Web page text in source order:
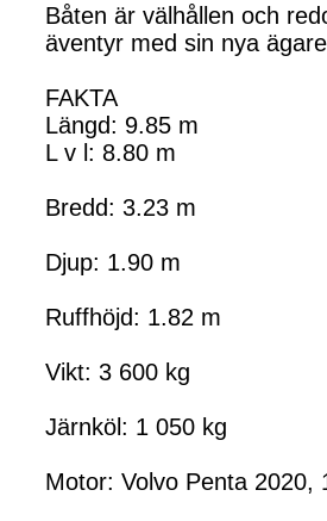
Båten är välhållen och
äventyr med sin nya
FAKTA
Längd: 9.85 m
L v l: 8.80 m
Bredd: 3.23 m
Djup: 1.90 m
Ruffhöjd: 1.82 m
Vikt: 3 600 kg
Järnköl: 1 050 kg
Motor: Volvo Penta 2020,